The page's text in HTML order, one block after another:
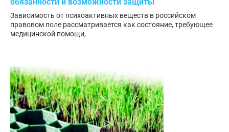
Зависимость от психоактивных веществ в российском
правовом поле рассматривается как состояние, требующее
медицинской помощи,